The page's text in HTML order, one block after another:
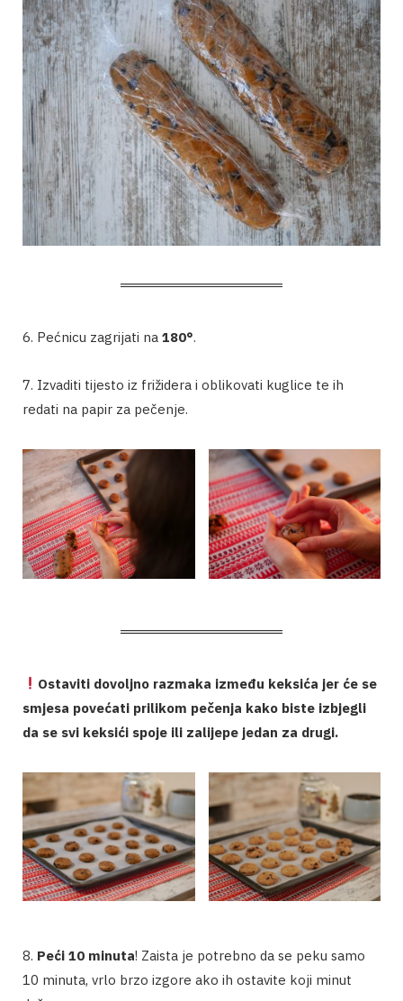
6. Pećnicu zagrijati na 180°.
7. Izvaditi tijesto iz frižidera i oblikovati kuglice te ih
redati na papir za pečenje.
Ostaviti dovoljno razmaka između keksića jer će se
smjesa povećati prilikom pečenja kako biste izbjegli
da se svi keksići spoje ili zalijepe jedan za drugi.
8. Peći 10 minuta! Zaista je potrebno da se peku samo
10 minuta, vrlo brzo izgore ako ih ostavite koji minut